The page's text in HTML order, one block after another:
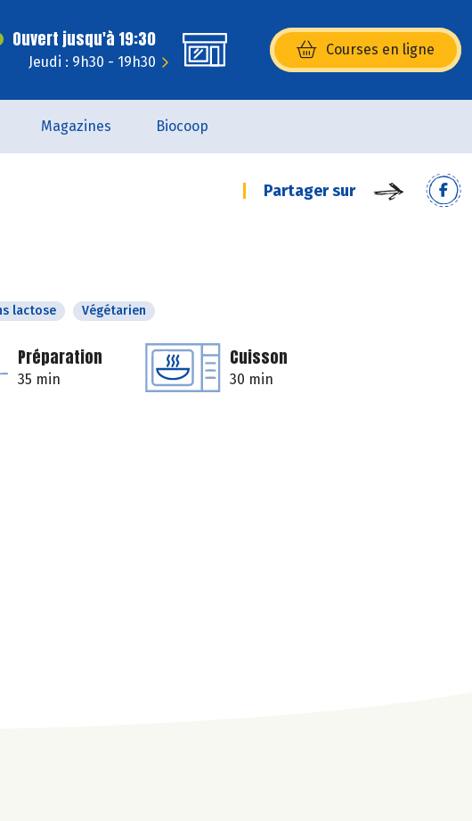
Ouvert jusqu'à 19:30
Jeudi : 9h30 - 19h30
Courses en ligne
(s’ouvre dans une nouvelle
Magazines Biocoop
Partager sur
lactose Végétarien
Préparation
35 min
Cuisson
30 min